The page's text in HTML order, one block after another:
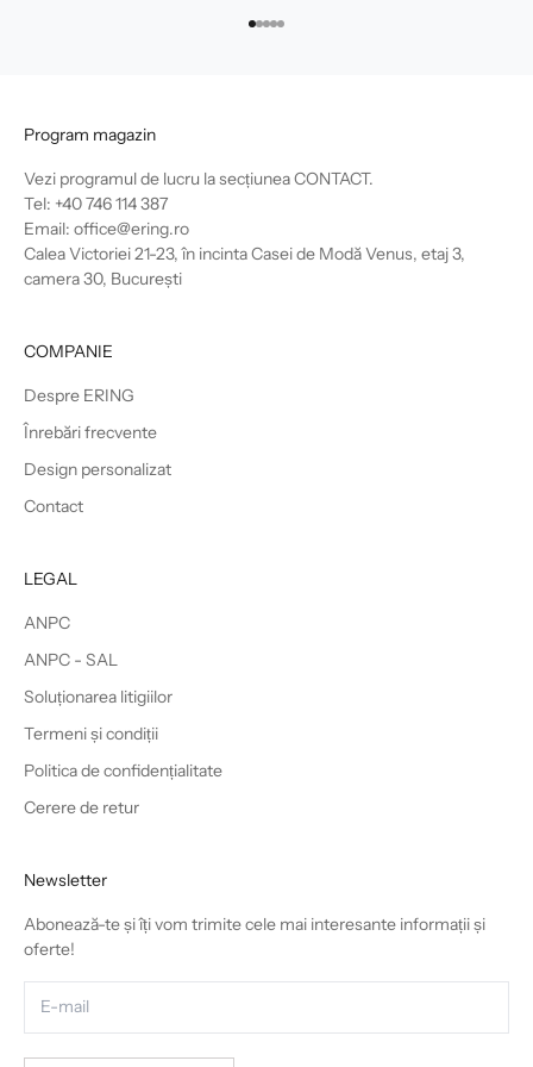
Mergi la articolul 1
Mergi la articolul 2
Mergi la articolul 3
Mergi la articolul 4
Mergi la articolul 5
Program magazin
Vezi programul de lucru la secțiuneaCONTACT.
Tel: +40 746 114 387
Email: office@ering.ro
Calea Victoriei 21-23, în incinta Casei de Modă Venus, etaj 3,
camera 30, București
COMPANIE
Despre ERING
Înrebări frecvente
Design personalizat
Contact
LEGAL
ANPC
ANPC - SAL
Soluționarea litigiilor
Termeni și condiții
Politica de confidențialitate
Cerere de retur
Newsletter
Abonează-te și îți vom trimite cele mai interesante informații și
oferte!